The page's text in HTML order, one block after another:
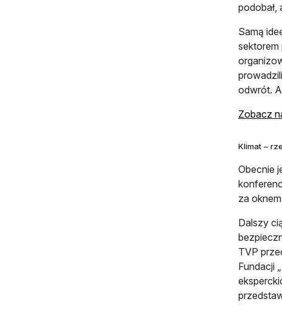
podobał,
Samą
sektorem
odwrót.
Zobacz
Klimat –
Obecnie
za
Dalszy
TVP
Fundacji